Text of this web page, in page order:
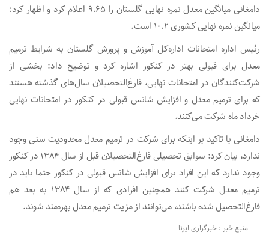
دامغانی میانگین معدل نمره نهایی گلستان را ۹.۶۵ اعلام کرد و اظهار کرد:
میانگین نمره نهایی کشوری ۱۰.۲ است.
رئیس اداره امتحانات اداره‌کل آموزش و پرورش گلستان به شرایط ترمیم
معدل برای قبولی بهتر در کنکور اشاره کرد و توضیح داد: بخشی از
شرکت‌کنندگان در امتحانات نهایی، فارغ‌التحصیلان سال‌های گذشته هستند
که برای ترمیم معدل و افزایش شانس قبولی در کنکور در امتحانات نهایی
خرداد ماه شرکت می‌کنند.
دامغانی با تاکید بر اینکه برای شرکت در ترمیم معدل محدودیت سنی وجود
ندارد، بیان کرد: سوابق تحصیلی فارغ‌التحصیلان قبل از سال ۱۳۸۴ در کنکور
وجود ندارد که این افراد برای افزایش شانس قبولی در کنکور حتما باید در
ترمیم معدل شرکت کنند همچنین افرادی که از سال ۱۳۸۴ به بعد هم
فارغ‌التحصیل شده باشند، می‌توانند از مزیت ترمیم معدل بهره‌مند شوند.
منبع خبر : خبرگزاری ایرنا